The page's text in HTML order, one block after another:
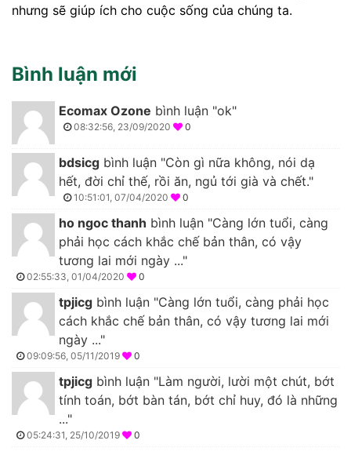
nhưng sẽ giúp ích cho cuộc sống của chúng ta.
Bình luận mới
Ecomax Ozone bình luận "ok"
08:32:56, 23/09/2020 0
bdsicg bình luận "Còn gì nữa không, nói dạ
hết, đời chỉ thế, rồi ăn, ngủ tới già và chết."
10:51:01, 07/04/2020 0
ho ngoc thanh bình luận "Càng lớn tuổi, càng
phải học cách khắc chế bản thân, có vậy
tương lai mới ngày ..."
02:55:33, 01/04/2020 0
tpjicg bình luận "Càng lớn tuổi, càng phải học
cách khắc chế bản thân, có vậy tương lai mới
ngày ..."
09:09:56, 05/11/2019 0
tpjicg bình luận "Làm người, lười một chút, bớt
tính toán, bớt bàn tán, bớt chỉ huy, đó là những
..."
05:24:31, 25/10/2019 0